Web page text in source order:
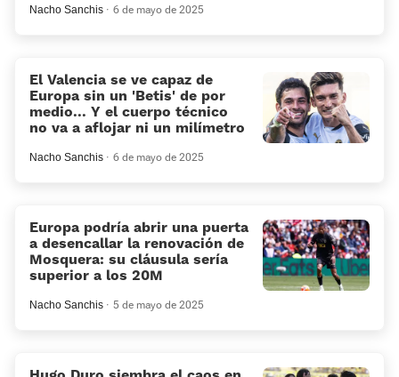
Nacho Sanchis 6 de mayo de 2025
El Valencia se ve capaz de
Europa sin un 'Betis' de por
medio... Y el cuerpo técnico
no va a aflojar ni un milímetro
Nacho Sanchis 6 de mayo de 2025
Europa podría abrir una puerta
a desencallar la renovación de
Mosquera: su cláusula sería
superior a los 20M
Nacho Sanchis 5 de mayo de 2025